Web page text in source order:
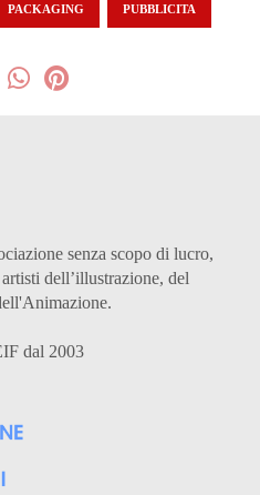
PACKAGING PUBBLICITA
senza scopo di lucro,
dell’illustrazione, del
dal 2003